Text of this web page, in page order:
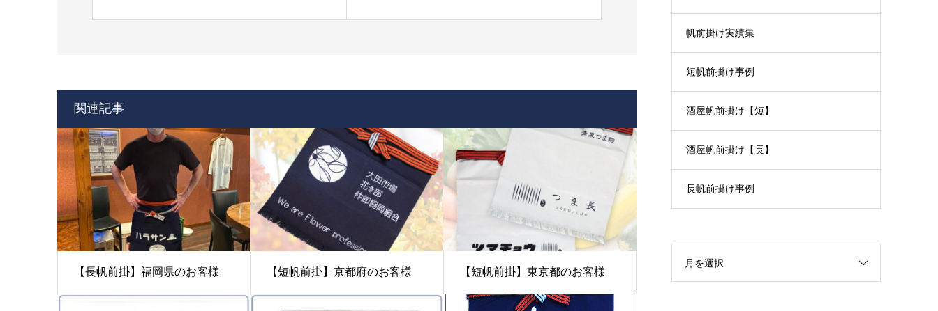
関連記事
【長帆前掛】福岡県のお客様 【短帆前掛】京都府のお客様 【短帆前掛】東京都のお客様
帆前掛け実績集
短帆前掛け事例
酒屋帆前掛け【短】
酒屋帆前掛け【長】
長帆前掛け事例
月を選択